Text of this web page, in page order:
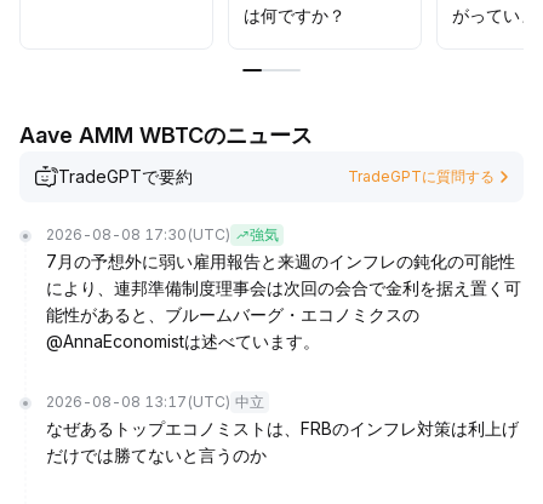
は何ですか？
がっていま
Aave AMM WBTCのニュース
TradeGPTで要約 TradeGPTに質問する
2026-08-08 17:30 (UTC) 強気
7月の予想外に弱い雇用報告と来週のインフレの鈍化の可能性
により、連邦準備制度理事会は次回の会合で金利を据え置く可
能性があると、ブルームバーグ・エコノミクスの
@AnnaEconomistは述べています。
2026-08-08 13:17 (UTC) 中立
なぜあるトップエコノミストは、FRBのインフレ対策は利上げ
だけでは勝てないと言うのか